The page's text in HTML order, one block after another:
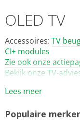
OLED TV
Accessoires: TV
CI+ modules
Zie ook onze
Bekijk onze TV-
Lees meer
Populaire